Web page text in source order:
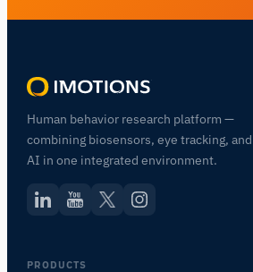
Human behavior research platform —
combining biosensors, eye tracking, and
AI in one integrated environment.
PRODUCTS